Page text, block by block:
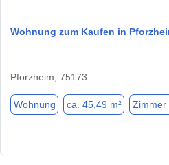
Wohnung zum Kaufen in
Pforzheim, 75173
Wohnung ca. 45,49 m² Zimmer